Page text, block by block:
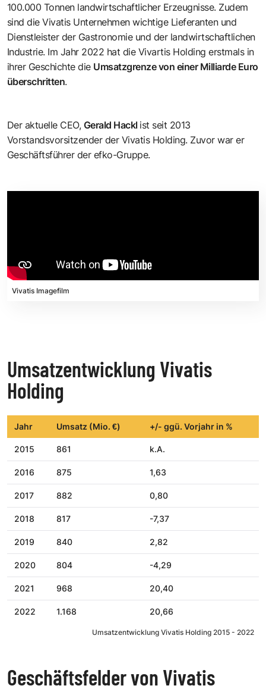
100.000 Tonnen landwirtschaftlicher Erzeugnisse. Zudem
sind die Vivatis Unternehmen wichtige Lieferanten und
Dienstleister der Gastronomie und der landwirtschaftlichen
Industrie. Im Jahr 2022 hat die Vivartis Holding erstmals in
ihrer Geschichte die Umsatzgrenze von einer Milliarde Euro
überschritten.
Der aktuelle CEO, Gerald Hackl ist seit 2013
Vorstandsvorsitzender der Vivatis Holding. Zuvor war er
Geschäftsführer der efko-Gruppe.
Vivatis Imagefilm
Umsatzentwicklung Vivatis
Holding
Jahr Umsatz (Mio. €) +/- ggü. Vorjahr in %
2015 861 k.A.
2016 875 1,63
2017 882 0,80
2018 817 -7,37
2019 840 2,82
2020 804 -4,29
2021 968 20,40
2022 1.168 20,66
Umsatzentwicklung Vivatis Holding 2015 - 2022
Geschäftsfelder von Vivatis